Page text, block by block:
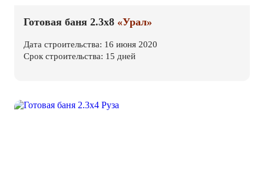
Готовая баня 2.3х8 «Урал»
Дата строительства: 16 июня 2020
Срок строительства: 15 дней